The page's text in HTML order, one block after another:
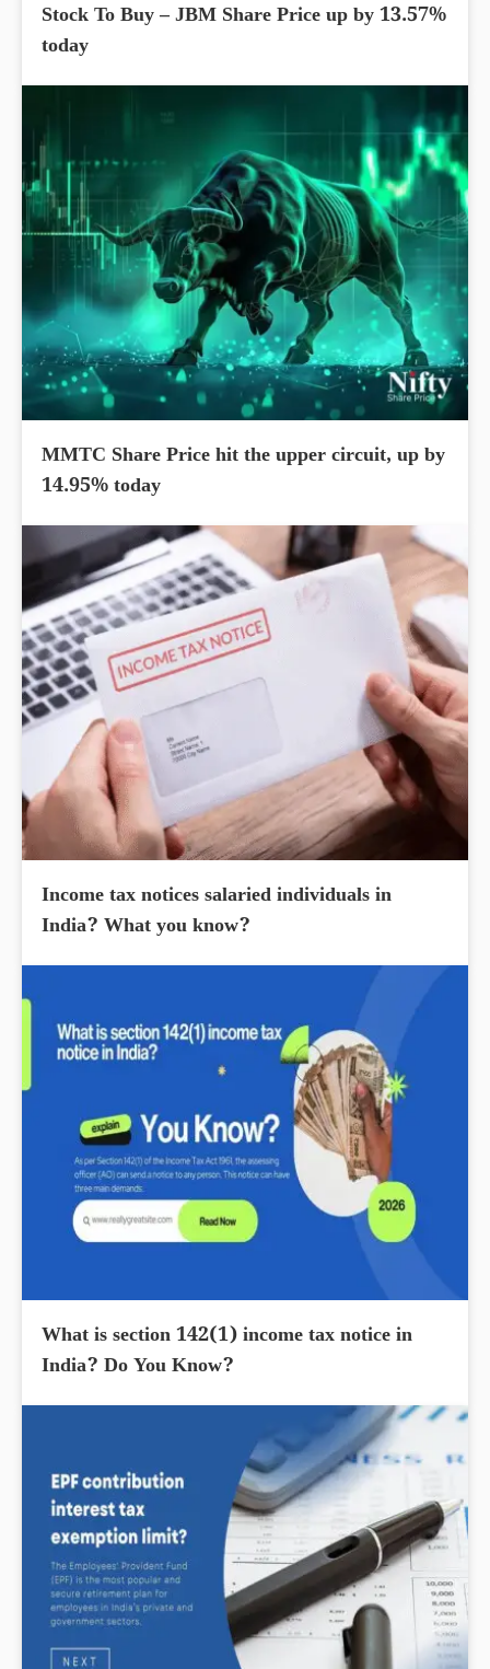
Stock To Buy – JBM Share Price up by 13.57%
today
MMTC Share Price hit the upper circuit, up by
14.95% today
Income tax notices salaried individuals in
India? What you know?
What is section 142(1) income tax notice in
India? Do You Know?